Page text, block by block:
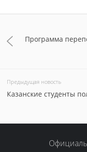
Программа
Предыдущая новость
Казанские студенты